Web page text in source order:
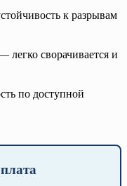
к разрывам
легко сворачивается и
по доступной